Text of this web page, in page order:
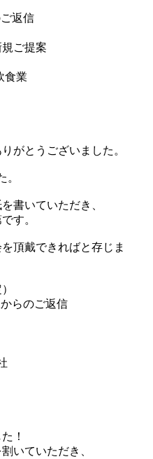
返信
ご提案
食業
がとうございました。
。
書いていただき、
す。
頂戴できればと存じま
らのご返信
！
いていただき、